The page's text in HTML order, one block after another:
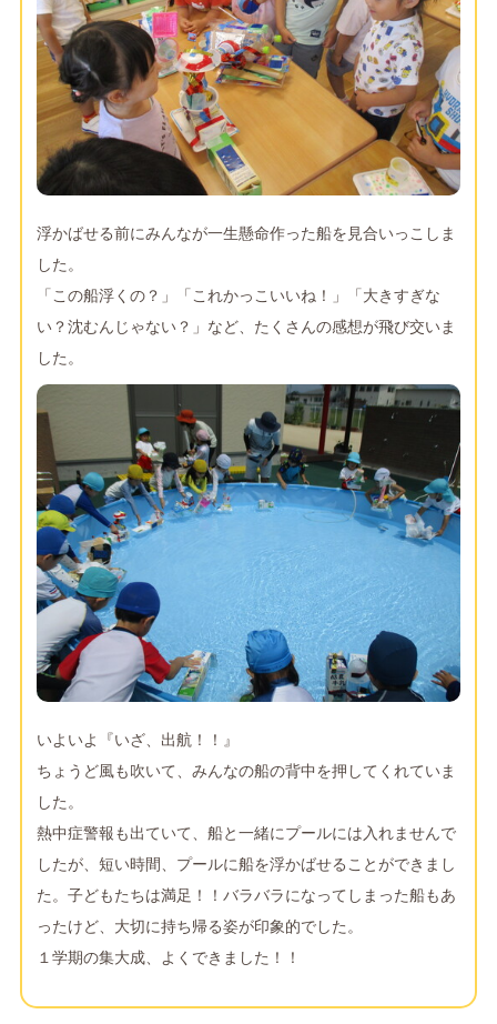
浮かばせる前にみんなが一生懸命作った船を見合いっこしま
した。
「この船浮くの？」「これかっこいいね！」「大きすぎな
い？沈むんじゃない？」など、たくさんの感想が飛び交いま
した。
いよいよ『いざ、出航！！』
ちょうど風も吹いて、みんなの船の背中を押してくれていま
した。
熱中症警報も出ていて、船と一緒にプールには入れませんで
したが、短い時間、プールに船を浮かばせることができまし
た。子どもたちは満足！！バラバラになってしまった船もあ
ったけど、大切に持ち帰る姿が印象的でした。
１学期の集大成、よくできました！！